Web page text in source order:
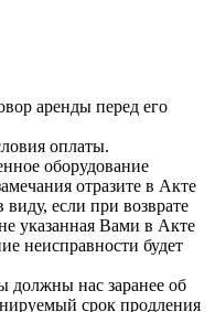
аренды перед его
оплаты.
оборудование
отразите в Акте
если при возврате
указанная Вами в Акте
неисправности будет
должны нас заранее об
срок продления